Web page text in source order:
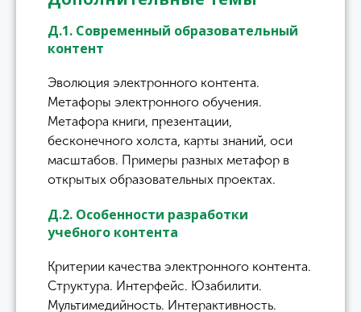
Д.1. Современный образовательный
контент
Эволюция электронного контента.
Метафоры электронного обучения.
Метафора книги, презентации,
бесконечного холста, карты знаний, оси
масштабов. Примеры разных метафор в
открытых образовательных проектах.
Д.2. Особенности разработки
учебного контента
Критерии качества электронного контента.
Структура. Интерфейс. Юзабилити.
Мультимедийность. Интерактивность.